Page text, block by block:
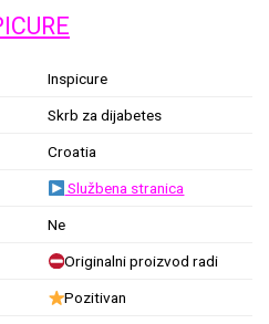
Inspicure
Skrb za dijabetes
Croatia
Službena stranica
Ne
Originalni proizvod radi
Pozitivan